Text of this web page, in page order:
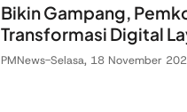
Bikin Gampang,
Transformasi Digital
PMNews-Selasa, 18 November